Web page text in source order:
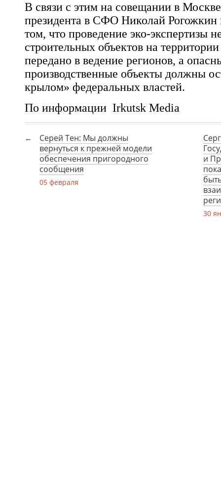
В связи с этим на совещании в
президента в СФО Николай Рогожкин
том, что проведение эко-экспертизы
строительных объектов на
передано в ведение регионов, а
производственные объекты должны
крылом» федеральных властей.
По информации Irkutsk Media
Серей Тен: Мы должны
вернуться к прежней модели
обеспечения пригородного
сообщения
05 февраля
и
30